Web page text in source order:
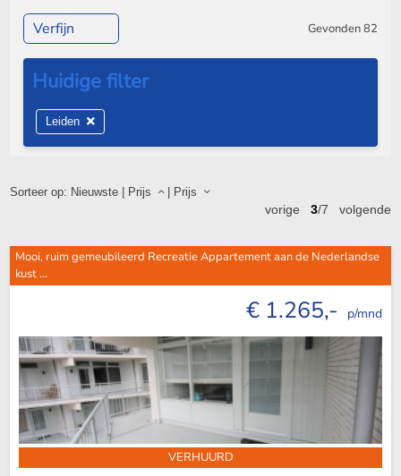
Sorteer op: Nieuwste| Prijs | Prijs
vorige 3/7volgende
Mooi, ruim gemeubileerd Recreatie Appartement aan de Nederlandse
kust ...
€ 1.265,- p/mnd
VERHUURD
Verfijn Gevonden82
Leiden